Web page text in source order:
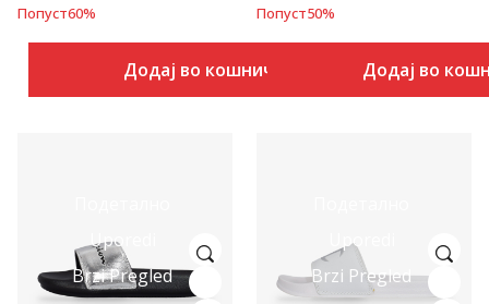
Попуст60%
Додај во кошничка
Попуст50%
Додај во
Uporedi
Brzi Pregled
Uporedi
Brzi Pregled